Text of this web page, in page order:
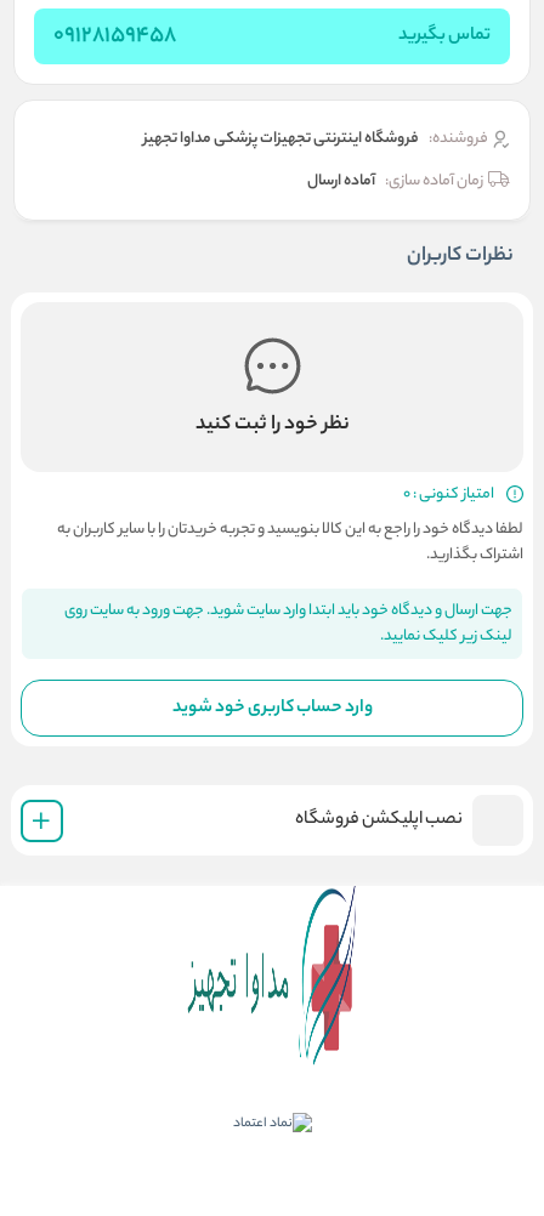
تماس بگیرید 09128159458
فروشنده: فروشگاه اینترنتی تجهیزات پزشکی مداوا تجهیز
زمان آماده سازی: آماده ارسال
نظرات کاربران
نظر خود را ثبت کنید
امتیاز کنونی : 0
لطفا دیدگاه خود را راجع به این کالا بنویسید و تجربه خریدتان را با سایر کاربران به
اشتراک بگذارید.
جهت ارسال و دیدگاه خود باید ابتدا وارد سایت شوید. جهت ورود به سایت روی
لینک زیر کلیک نمایید.
وارد حساب کاربری خود شوید
نصب اپلیکشن فروشگاه